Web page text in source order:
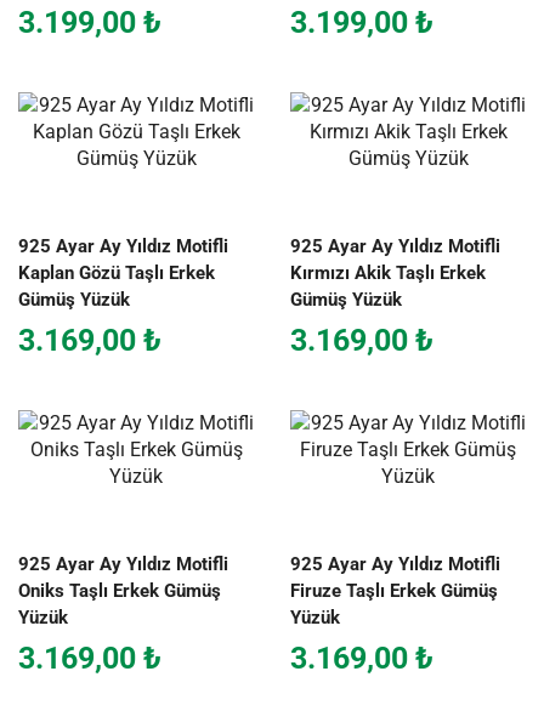
3.199,00 ₺ 3.199,00 ₺
925 Ayar Ay Yıldız Motifli
Kaplan Gözü Taşlı Erkek
Gümüş Yüzük
3.169,00 ₺
925 Ayar Ay Yıldız Motifli
Kırmızı Akik Taşlı Erkek
Gümüş Yüzük
3.169,00 ₺
925 Ayar Ay Yıldız Motifli
Oniks Taşlı Erkek Gümüş
Yüzük
3.169,00 ₺
925 Ayar Ay Yıldız Motifli
Firuze Taşlı Erkek Gümüş
Yüzük
3.169,00 ₺